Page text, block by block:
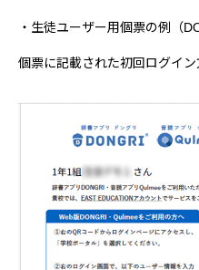
・生徒ユーザー用個票の例（
個票に記載された初回ログイン